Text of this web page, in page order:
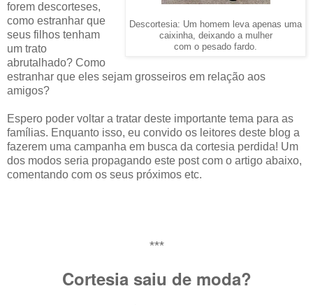
Descortesia: Um homem leva apenas uma
caixinha, deixando a mulher
com o pesado fardo.
forem descorteses,
como estranhar que
seus filhos tenham
um trato
abrutalhado? Como
estranhar que eles sejam grosseiros em relação aos
amigos?
Espero poder voltar a tratar deste importante tema para as
famílias. Enquanto isso, eu convido os leitores deste blog a
fazerem uma campanha em busca da cortesia perdida! Um
dos modos seria propagando este post com o artigo abaixo,
comentando com os seus próximos etc.
***
Cortesia saiu de moda?